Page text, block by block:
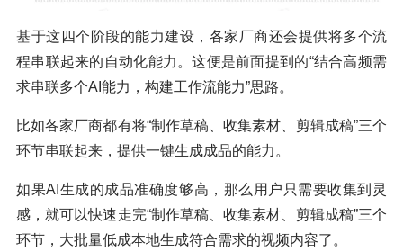
基于这四个阶段的能力建设，各家厂商还会提供将多个流
程串联起来的自动化能力。这便是前面提到的“结合高频需
求串联多个AI能力，构建工作流能力”思路。
比如各家厂商都有将“制作草稿、收集素材、剪辑成稿”三个
环节串联起来，提供一键生成成品的能力。
如果AI生成的成品准确度够高，那么用户只需要收集到灵
感，就可以快速走完“制作草稿、收集素材、剪辑成稿”三个
环节，大批量低成本地生成符合需求的视频内容了。